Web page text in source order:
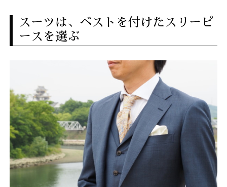
スーツは、ベストを付けたスリーピ
ースを選ぶ